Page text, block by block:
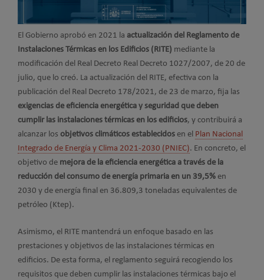
El Gobierno aprobó en 2021 la actualización del Reglamento de
Instalaciones Térmicas en los Edificios (RITE) mediante la
modificación del Real Decreto Real Decreto 1027/2007, de 20 de
julio, que lo creó. La actualización del RITE, efectiva con la
publicación del Real Decreto 178/2021, de 23 de marzo, fija las
exigencias de eficiencia energética y seguridad que deben
cumplir las instalaciones térmicas en los edificios, y contribuirá a
alcanzar los objetivos climáticos establecidos en el Plan Nacional
Integrado de Energía y Clima 2021-2030 (PNIEC). En concreto, el
objetivo de mejora de la eficiencia energética a través de la
reducción del consumo de energía primaria en un 39,5% en
2030 y de energía final en 36.809,3 toneladas equivalentes de
petróleo (Ktep).
Asimismo, el RITE mantendrá un enfoque basado en las
prestaciones y objetivos de las instalaciones térmicas en
edificios. De esta forma, el reglamento seguirá recogiendo los
requisitos que deben cumplir las instalaciones térmicas bajo el